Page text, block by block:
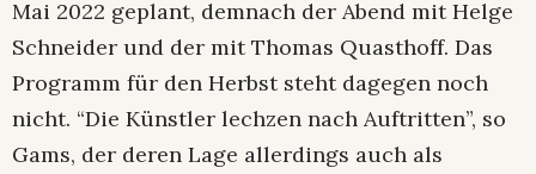
Mai 2022 geplant, demnach der Abend mit Helge
Schneider und der mit Thomas Quasthoff. Das
Programm für den Herbst steht dagegen noch
nicht. “Die Künstler lechzen nach Auftritten”, so
Gams, der deren Lage allerdings auch als